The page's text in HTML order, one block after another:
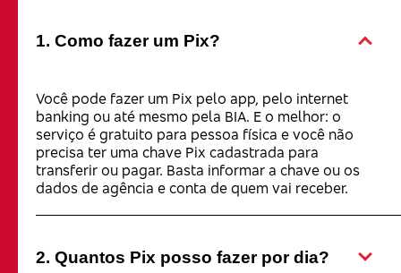
1. Como fazer um Pix?
Você pode fazer um Pix pelo app, pelo internet
banking ou até mesmo pela BIA. E o melhor: o
serviço é gratuito para pessoa física e você não
precisa ter uma chave Pix cadastrada para
transferir ou pagar. Basta informar a chave ou os
dados de agência e conta de quem vai receber.
2. Quantos Pix posso fazer por dia?